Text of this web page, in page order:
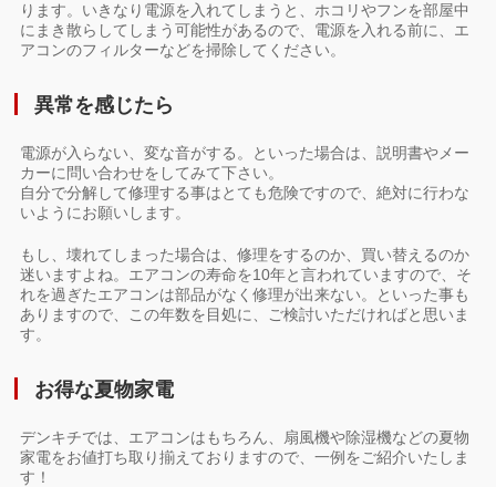
ります。いきなり電源を入れてしまうと、ホコリやフンを部屋中
にまき散らしてしまう可能性があるので、電源を入れる前に、エ
アコンのフィルターなどを掃除してください。
異常を感じたら
電源が入らない、変な音がする。といった場合は、説明書やメー
カーに問い合わせをしてみて下さい。
自分で分解して修理する事はとても危険ですので、絶対に行わな
いようにお願いします。
もし、壊れてしまった場合は、修理をするのか、買い替えるのか
迷いますよね。エアコンの寿命を10年と言われていますので、そ
れを過ぎたエアコンは部品がなく修理が出来ない。といった事も
ありますので、この年数を目処に、ご検討いただければと思いま
す。
お得な夏物家電
デンキチでは、エアコンはもちろん、扇風機や除湿機などの夏物
家電をお値打ち取り揃えておりますので、一例をご紹介いたしま
す！